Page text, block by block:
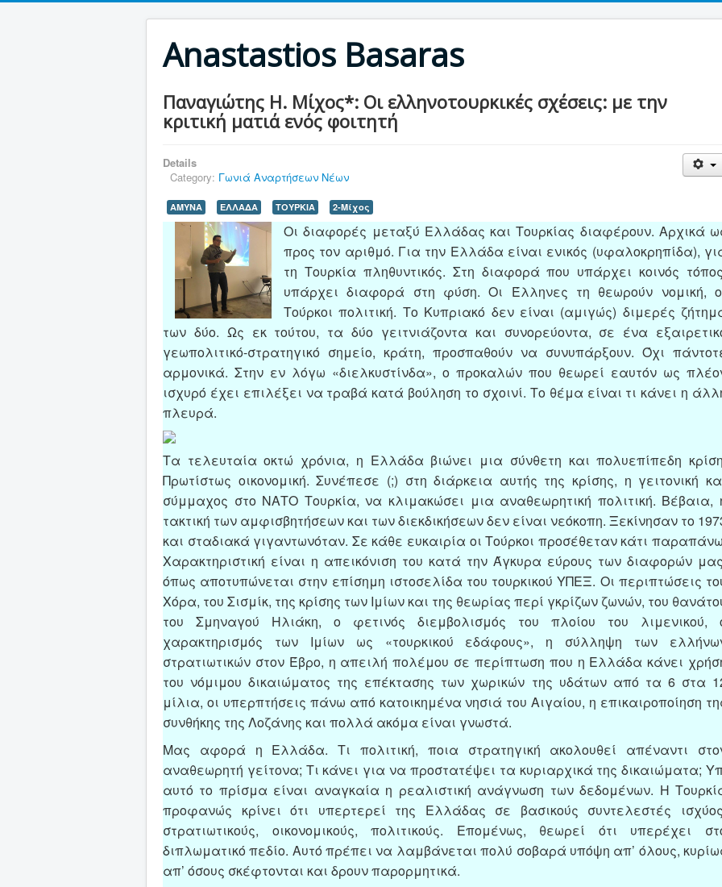
Anastastios Basaras
Παναγιώτης Η. Μίχος*: Οι ελληνοτουρκικές σχέσεις: με την
κριτική ματιά ενός φοιτητή
Details
Category: Γωνιά Αναρτήσεων Νέων
ΑΜΥΝΑ ΕΛΛΑΔΑ ΤΟΥΡΚΙΑ 2-Μίχος
Οι διαφορές μεταξύ Ελλάδας και Τουρκίας διαφέρουν. Αρχικά
προς τον αριθμό. Για την Ελλάδα είναι ενικός (υφαλοκρηπίδα),
τη Τουρκία πληθυντικός. Στη διαφορά που υπάρχει κοινός
υπάρχει διαφορά στη φύση. Οι Έλληνες τη θεωρούν νομική,
Τούρκοι πολιτική. Το Κυπριακό δεν είναι (αμιγώς) διμερές
των δύο. Ως εκ τούτου, τα δύο γειτνιάζοντα και συνορεύοντα, σε ένα
γεωπολιτικό-στρατηγικό σημείο, κράτη, προσπαθούν να συνυπάρξουν. Όχι
αρμονικά. Στην εν λόγω «διελκυστίνδα», ο προκαλών που θεωρεί εαυτόν ως
ισχυρό έχει επιλέξει να τραβά κατά βούληση το σχοινί. Το θέμα είναι τι κάνει η
πλευρά.
Τα τελευταία οκτώ χρόνια, η Ελλάδα βιώνει μια σύνθετη και πολυεπίπεδη
Πρωτίστως οικονομική. Συνέπεσε (;) στη διάρκεια αυτής της κρίσης, η γειτονική
σύμμαχος στο ΝΑΤΟ Τουρκία, να κλιμακώσει μια αναθεωρητική πολιτική. Βέβαια,
τακτική των αμφισβητήσεων και των διεκδικήσεων δεν είναι νεόκοπη. Ξεκίνησαν το
και σταδιακά γιγαντωνόταν. Σε κάθε ευκαιρία οι Τούρκοι προσέθεταν κάτι
Χαρακτηριστική είναι η απεικόνιση του κατά την Άγκυρα εύρους των διαφορών
όπως αποτυπώνεται στην επίσημη ιστοσελίδα του τουρκικού ΥΠΕΞ. Οι περιπτώσεις
Χόρα, του Σισμίκ, της κρίσης των Ιμίων και της θεωρίας περί γκρίζων ζωνών, του
του Σμηναγού Ηλιάκη, ο φετινός διεμβολισμός του πλοίου του λιμενικού,
χαρακτηρισμός των Ιμίων ως «τουρκικού εδάφους», η σύλληψη των
στρατιωτικών στον Έβρο, η απειλή πολέμου σε περίπτωση που η Ελλάδα κάνει
του νόμιμου δικαιώματος της επέκτασης των χωρικών της υδάτων από τα 6 στα
μίλια, οι υπερπτήσεις πάνω από κατοικημένα νησιά του Αιγαίου, η επικαιροποίηση
συνθήκης της Λοζάνης και πολλά ακόμα είναι γνωστά.
Μας αφορά η Ελλάδα. Τι πολιτική, ποια στρατηγική ακολουθεί απέναντι
αναθεωρητή γείτονα; Τι κάνει για να προστατέψει τα κυριαρχικά της δικαιώματα;
αυτό το πρίσμα είναι αναγκαία η ρεαλιστική ανάγνωση των δεδομένων. Η
προφανώς κρίνει ότι υπερτερεί της Ελλάδας σε βασικούς συντελεστές
στρατιωτικούς, οικονομικούς, πολιτικούς. Επομένως, θεωρεί ότι υπερέχει
διπλωματικό πεδίο. Αυτό πρέπει να λαμβάνεται πολύ σοβαρά υπόψη απ’ όλους,
απ’ όσους σκέφτονται και δρουν παρορμητικά.